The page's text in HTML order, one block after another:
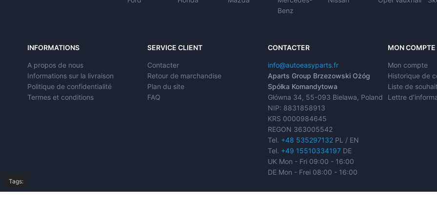
Benz
INFORMATIONS
A propos de nous
Informations sur la livraison
Politique de confidentialité
Termes et conditions
SERVICE CLIENT
Contacter
Retour de marchandise
Plan du site
FAQ
CONTACTER
info@autoeasyparts.fr
Aparts Group Brzezowski Ożóg
Spółka Komandytowa
Główna 34, 55-093 Bielawa, Poland
NIP: 8831858913
KRS 0000984645
REGON 363005542
Tel. +48 535297132PL / EN
Tel. +49 15510334197DE
UK Mon - Fri 09:00 - 16:00
DE Mon - Frei 08:00 - 16:00
MON COMPTE
Mon compte
Historique de
Liste de
Lettre
Tags: